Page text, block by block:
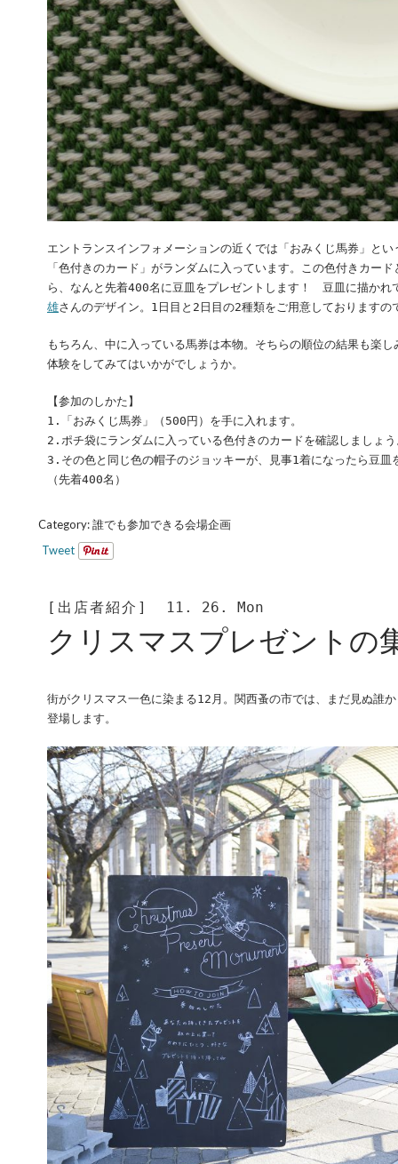
エントランスインフォメーションの近くでは「おみくじ馬券」と
「色付きのカード」がランダムに入っています。この色付きカー
ら、なんと先着400名に豆皿をプレゼントします！ 豆皿に描かれ
雄さんのデザイン。1日目と2日目の2種類をご用意しております
もちろん、中に入っている馬券は本物。そちらの順位の結果も楽
体験をしてみてはいかがでしょうか。
【参加のしかた】
1.「おみくじ馬券」（500円）を手に入れます。
2.ポチ袋にランダムに入っている色付きのカードを確認しましょ
3.その色と同じ色の帽子のジョッキーが、見事1着になったら豆皿
（先着400名）
Category:誰でも参加できる会場企画
Tweet
[出店者紹介] 11. 26. Mon
クリスマスプレゼントの
街がクリスマス一色に染まる12月。関西蚤の市では、まだ見ぬ誰
登場します。